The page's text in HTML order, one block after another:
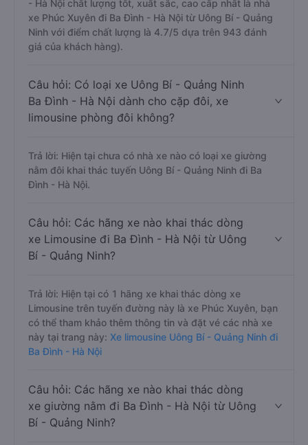
- Hà Nội chất lượng tốt, xuất sắc, cao cấp nhất là nhà
xe Phúc Xuyên đi Ba Đình - Hà Nội từ Uông Bí - Quảng
Ninh với điểm chất lượng là 4.7/5 dựa trên 943 đánh
giá của khách hàng).
Câu hỏi: Có loại xe Uông Bí - Quảng Ninh
Ba Đình - Hà Nội dành cho cặp đôi, xe
limousine phòng đôi không?
Trả lời: Hiện tại chưa có nhà xe nào có loại xe giường
nằm đôi khai thác tuyến Uông Bí - Quảng Ninh đi Ba
Đình - Hà Nội.
Câu hỏi: Các hãng xe nào khai thác dòng
xe Limousine đi Ba Đình - Hà Nội từ Uông
Bí - Quảng Ninh?
Trả lời: Hiện tại có 1 hãng xe khai thác dòng xe
Limousine trên tuyến đường này là xe Phúc Xuyên, bạn
có thể tham khảo thêm thông tin và đặt vé các nhà xe
này tại trang này: Xe limousine Uông Bí - Quảng Ninh đi
Ba Đình - Hà Nội
Câu hỏi: Các hãng xe nào khai thác dòng
xe giường nằm đi Ba Đình - Hà Nội từ Uông
Bí - Quảng Ninh?